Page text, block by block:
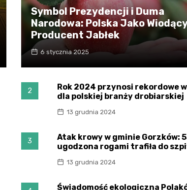
Symbol Prezydencji i Duma
Narodowa: Polska Jako
Producent Jabłek
6 stycznia 2025
2
Rok 2024 przynosi rekordowe
dla polskiej branży drobiarskiej
13 grudnia 2024
3
Atak krowy w gminie Gorzków:
ugodzona rogami trafiła do
13 grudnia 2024
Świadomość ekologiczna